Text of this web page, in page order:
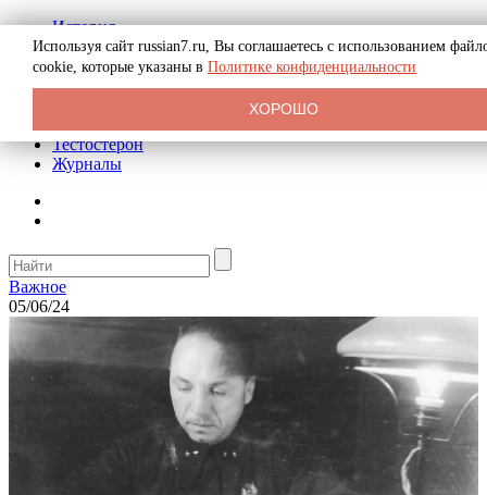
История
Биография
Криминал
Реклама на сайте
Тестостерон
Журналы
Важное
05/06/24
Используя сайт russian7.ru, Вы соглашаетесь с использованием
cookie, которые указаны в Политике конфиденциальности
ХОРОШО